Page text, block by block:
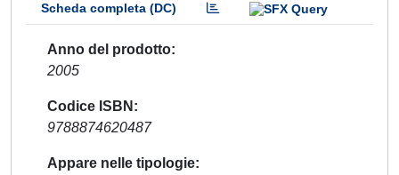
Scheda completa (DC)
Anno del prodotto
2005
Codice ISBN
9788874620487
Appare nelle tipologie